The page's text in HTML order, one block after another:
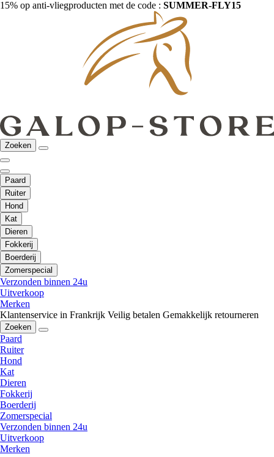
15% op anti-vliegproducten met de code : SUMMER-FLY15
Zoeken
Paard
Ruiter
Hond
Kat
Dieren
Fokkerij
Boerderij
Zomerspecial
Verzonden binnen 24u
Uitverkoop
Merken
Klantenservice in Frankrijk Veilig betalen Gemakkelijk retourneren
Zoeken
Paard
Ruiter
Hond
Kat
Dieren
Fokkerij
Boerderij
Zomerspecial
Verzonden binnen 24u
Uitverkoop
Merken